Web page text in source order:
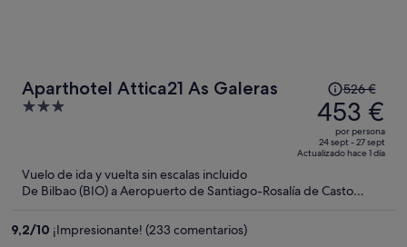
Aparthotel Attica21 As Galeras
3
5
precio
era
de
526 €,
ahora
es
526 €
453 €
por persona
24 sept - 27 sept
Actualizado hace 1 día
Vuelo de ida y vuelta sin escalas incluido
De Bilbao (BIO) a Aeropuerto de Santiago-Rosalía de Casto
9,2/10 ¡Impresionante! (233 comentarios)